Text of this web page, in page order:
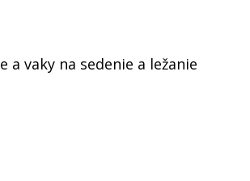
a vaky na sedenie a ležanie